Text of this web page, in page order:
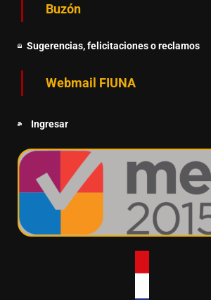
Buzón
Sugerencias, felicitaciones o reclamos
Webmail FIUNA
Ingresar